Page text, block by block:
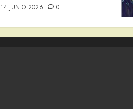
14 JUNIO 2026 0